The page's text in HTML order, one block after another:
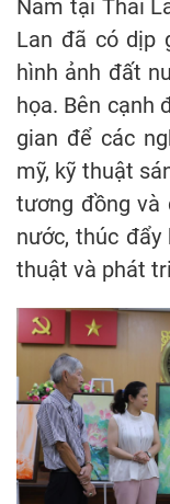
Nam tại Thái
Lan đã có dịp
hình ảnh đất
họa. Bên cạnh
gian để các
mỹ, kỹ thuật
tương đồng và
nước, thúc đẩy
thuật và phát